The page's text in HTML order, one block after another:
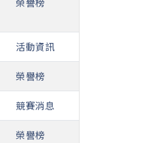
活動資訊
榮譽榜
競賽消息
榮譽榜